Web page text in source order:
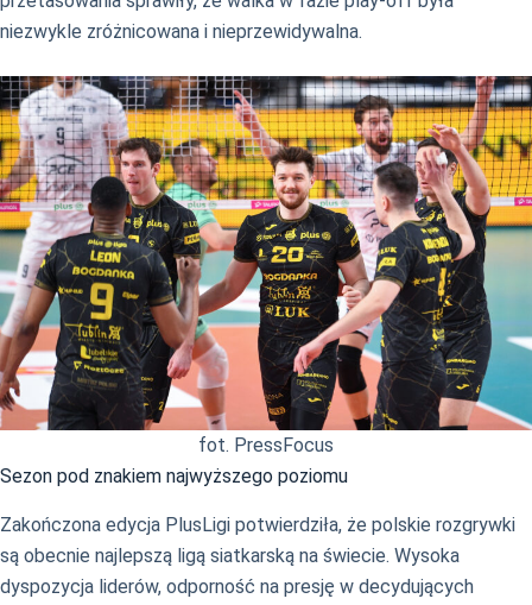
niezwykle zróżnicowana i nieprzewidywalna.
fot. PressFocus
Sezon pod znakiem najwyższego poziomu
Zakończona edycja PlusLigi potwierdziła, że polskie rozgrywki
są obecnie najlepszą ligą siatkarską na świecie. Wysoka
dyspozycja liderów, odporność na presję w decydujących